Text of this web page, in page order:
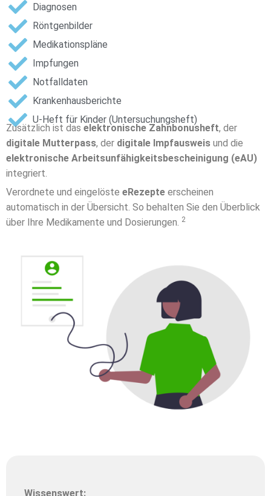
Diagnosen
Röntgenbilder
Medikationspläne
Impfungen
Notfalldaten
Krankenhausberichte
U-Heft für Kinder (Untersuchungsheft)
Zusätzlich ist das elektronische Zahnbonusheft, der
digitale Mutterpass, der digitale Impfausweis und die
elektronische Arbeitsunfähigkeitsbescheinigung (eAU)
integriert.
Verordnete und eingelöste eRezepte erscheinen
automatisch in der Übersicht. So behalten Sie den Überblick
über Ihre Medikamente und Dosierungen. 2
Wissenswert: